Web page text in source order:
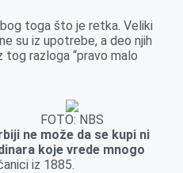
r
s
A
l
toga što je retka. Veliki
su iz upotrebe, a deo njih
tog razloga “pravo malo
FOTO: NBS
ne može da se kupi ni
koje vrede mnogo
iz 1885.